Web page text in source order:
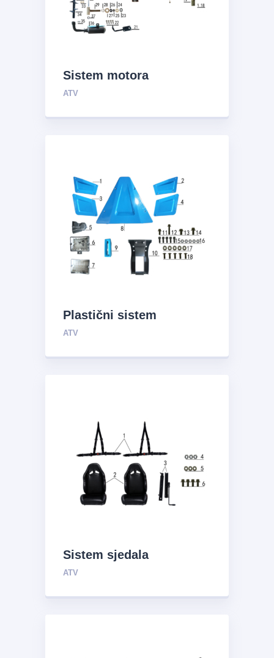
Sistem motora
ATV
Plastični sistem
ATV
Sistem sjedala
ATV